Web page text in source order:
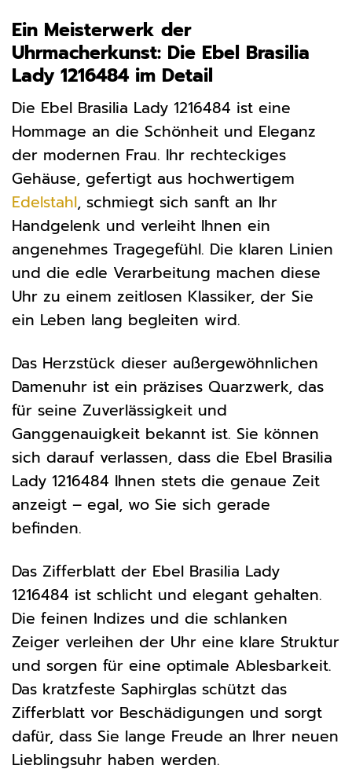
Ein Meisterwerk der
Uhrmacherkunst: Die Ebel Brasilia
Lady 1216484 im Detail
Die Ebel Brasilia Lady 1216484 ist eine
Hommage an die Schönheit und Eleganz
der modernen Frau. Ihr rechteckiges
Gehäuse, gefertigt aus hochwertigem
Edelstahl, schmiegt sich sanft an Ihr
Handgelenk und verleiht Ihnen ein
angenehmes Tragegefühl. Die klaren Linien
und die edle Verarbeitung machen diese
Uhr zu einem zeitlosen Klassiker, der Sie
ein Leben lang begleiten wird.
Das Herzstück dieser außergewöhnlichen
Damenuhr ist ein präzises Quarzwerk, das
für seine Zuverlässigkeit und
Ganggenauigkeit bekannt ist. Sie können
sich darauf verlassen, dass die Ebel Brasilia
Lady 1216484 Ihnen stets die genaue Zeit
anzeigt – egal, wo Sie sich gerade
befinden.
Das Zifferblatt der Ebel Brasilia Lady
1216484 ist schlicht und elegant gehalten.
Die feinen Indizes und die schlanken
Zeiger verleihen der Uhr eine klare Struktur
und sorgen für eine optimale Ablesbarkeit.
Das kratzfeste Saphirglas schützt das
Zifferblatt vor Beschädigungen und sorgt
dafür, dass Sie lange Freude an Ihrer neuen
Lieblingsuhr haben werden.